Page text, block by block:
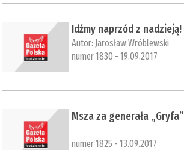
Idźmy naprzód z nadzieją!
Autor: Jarosław Wróblewski
numer 1830 - 19.09.2017
Msza za generała „Gryfa”
numer 1825 - 13.09.2017